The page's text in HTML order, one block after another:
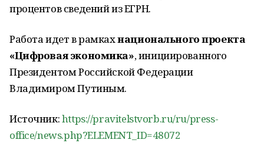
процентов сведений из ЕГРН.
Работа идет в рамкахнационального проекта
«Цифровая экономика», инициированного
Президентом Российской Федерации
Владимиром Путиным.
Источник:https://pravitelstvorb.ru/ru/press-
office/news.php?ELEMENT_ID=48072